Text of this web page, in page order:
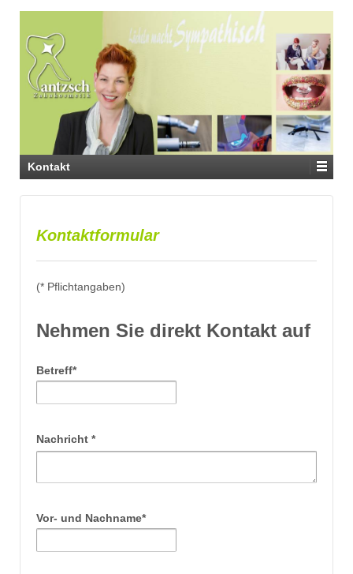
Kontakt
Kontaktformular
(* Pflichtangaben)
Nehmen Sie direkt Kontakt auf
Betreff*
Nachricht *
Vor- und Nachname*